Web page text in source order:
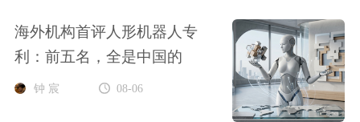
海外机构首评人形机器人专
利：前五名，全是中国的
钟 宸 08-06